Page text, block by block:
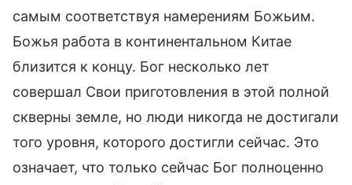
самым соответствуя намерениям Божьим.
Божья работа в континентальном Китае
близится к концу. Бог несколько лет
совершал Свои приготовления в этой полной
скверны земле, но люди никогда не достигали
того уровня, которого достигли сейчас. Это
означает, что только сейчас Бог полноценно